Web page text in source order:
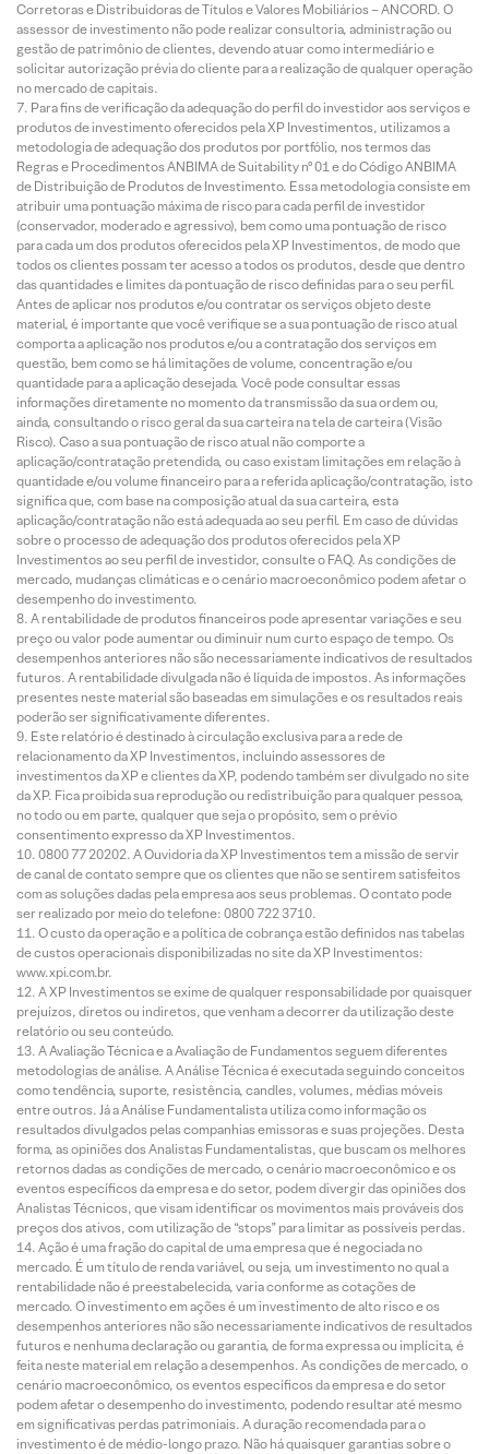
Corretoras e Distribuidoras de Títulos e Valores Mobiliários – ANCORD. O
assessor de investimento não pode realizar consultoria, administração ou
gestão de patrimônio de clientes, devendo atuar como intermediário e
solicitar autorização prévia do cliente para a realização de qualquer operação
no mercado de capitais.
Para fins de verificação da adequação do perfil do investidor aos serviços e
produtos de investimento oferecidos pela XP Investimentos, utilizamos a
metodologia de adequação dos produtos por portfólio, nos termos das
Regras e Procedimentos ANBIMA de Suitability nº 01 e do Código ANBIMA
de Distribuição de Produtos de Investimento. Essa metodologia consiste em
atribuir uma pontuação máxima de risco para cada perfil de investidor
(conservador, moderado e agressivo), bem como uma pontuação de risco
para cada um dos produtos oferecidos pela XP Investimentos, de modo que
todos os clientes possam ter acesso a todos os produtos, desde que dentro
das quantidades e limites da pontuação de risco definidas para o seu perfil.
Antes de aplicar nos produtos e/ou contratar os serviços objeto deste
material, é importante que você verifique se a sua pontuação de risco atual
comporta a aplicação nos produtos e/ou a contratação dos serviços em
questão, bem como se há limitações de volume, concentração e/ou
quantidade para a aplicação desejada. Você pode consultar essas
informações diretamente no momento da transmissão da sua ordem ou,
ainda, consultando o risco geral da sua carteira na tela de carteira (Visão
Risco). Caso a sua pontuação de risco atual não comporte a
aplicação/contratação pretendida, ou caso existam limitações em relação à
quantidade e/ou volume financeiro para a referida aplicação/contratação, isto
significa que, com base na composição atual da sua carteira, esta
aplicação/contratação não está adequada ao seu perfil. Em caso de dúvidas
sobre o processo de adequação dos produtos oferecidos pela XP
Investimentos ao seu perfil de investidor, consulte o FAQ. As condições de
mercado, mudanças climáticas e o cenário macroeconômico podem afetar o
desempenho do investimento.
A rentabilidade de produtos financeiros pode apresentar variações e seu
preço ou valor pode aumentar ou diminuir num curto espaço de tempo. Os
desempenhos anteriores não são necessariamente indicativos de resultados
futuros. A rentabilidade divulgada não é líquida de impostos. As informações
presentes neste material são baseadas em simulações e os resultados reais
poderão ser significativamente diferentes.
Este relatório é destinado à circulação exclusiva para a rede de
relacionamento da XP Investimentos, incluindo assessores de
investimentos da XP e clientes da XP, podendo também ser divulgado no site
da XP. Fica proibida sua reprodução ou redistribuição para qualquer pessoa,
no todo ou em parte, qualquer que seja o propósito, sem o prévio
consentimento expresso da XP Investimentos.
0800 77 20202. A Ouvidoria da XP Investimentos tem a missão de servir
de canal de contato sempre que os clientes que não se sentirem satisfeitos
com as soluções dadas pela empresa aos seus problemas. O contato pode
ser realizado por meio do telefone: 0800 722 3710.
O custo da operação e a política de cobrança estão definidos nas tabelas
de custos operacionais disponibilizadas no site da XP Investimentos:
www.xpi.com.br.
A XP Investimentos se exime de qualquer responsabilidade por quaisquer
prejuízos, diretos ou indiretos, que venham a decorrer da utilização deste
relatório ou seu conteúdo.
A Avaliação Técnica e a Avaliação de Fundamentos seguem diferentes
metodologias de análise. A Análise Técnica é executada seguindo conceitos
como tendência, suporte, resistência, candles, volumes, médias móveis
entre outros. Já a Análise Fundamentalista utiliza como informação os
resultados divulgados pelas companhias emissoras e suas projeções. Desta
forma, as opiniões dos Analistas Fundamentalistas, que buscam os melhores
retornos dadas as condições de mercado, o cenário macroeconômico e os
eventos específicos da empresa e do setor, podem divergir das opiniões dos
Analistas Técnicos, que visam identificar os movimentos mais prováveis dos
preços dos ativos, com utilização de “stops” para limitar as possíveis perdas.
Ação é uma fração do capital de uma empresa que é negociada no
mercado. É um título de renda variável, ou seja, um investimento no qual a
rentabilidade não é preestabelecida, varia conforme as cotações de
mercado. O investimento em ações é um investimento de alto risco e os
desempenhos anteriores não são necessariamente indicativos de resultados
futuros e nenhuma declaração ou garantia, de forma expressa ou implícita, é
feita neste material em relação a desempenhos. As condições de mercado, o
cenário macroeconômico, os eventos específicos da empresa e do setor
podem afetar o desempenho do investimento, podendo resultar até mesmo
em significativas perdas patrimoniais. A duração recomendada para o
investimento é de médio-longo prazo. Não há quaisquer garantias sobre o